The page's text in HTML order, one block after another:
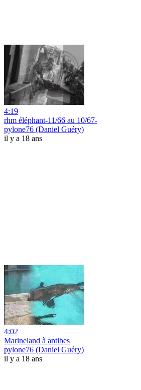
4:19
rhm éléphant-11/66 au 10/67-
pylone76 (Daniel Guéry)
il y a 18 ans
4:02
Marineland à antibes
pylone76 (Daniel Guéry)
il y a 18 ans